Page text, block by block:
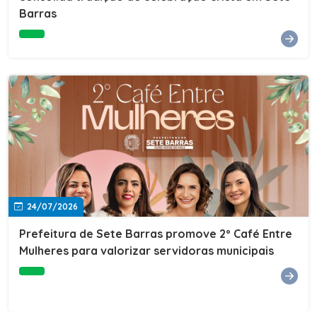
e do Instituto de Desenvolvimento Profissional
fundador da empresa Seu Consultor.Inscrições: FAÇA
AQUI
Barras
24/07/2026
Prefeitura de Sete Barras promove 2º Café Entre
Mulheres para valorizar servidoras municipais